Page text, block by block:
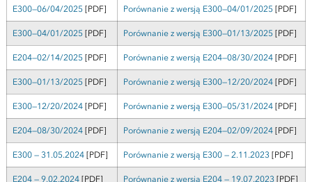
E300—06/04/2025 [PDF] Porównanie z wersją E300—04/01/2025 [PDF]
E300—04/01/2025 [PDF] Porównanie z wersją E300—01/13/2025 [PDF]
E204—02/14/2025 [PDF] Porównanie z wersją E204—08/30/2024[PDF]
E300—01/13/2025 [PDF] Porównanie z wersją E300—12/20/2024[PDF]
E300—12/20/2024[PDF] Porównanie z wersją E300—05/31/2024[PDF]
E204—08/30/2024[PDF] Porównanie z wersją E204—02/09/2024[PDF]
E300 — 31.05.2024[PDF] Porównanie z wersją E300 — 2.11.2023 [PDF]
E204 — 9.02.2024[PDF] Porównanie z wersją E204 — 19.07.2023 [PDF]